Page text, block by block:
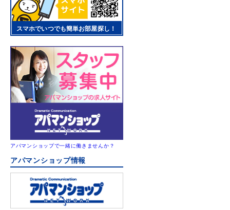
スマホでいつでも簡単お部屋探し！
アパマンショップで一緒に働きませんか？
アパマンショップ情報